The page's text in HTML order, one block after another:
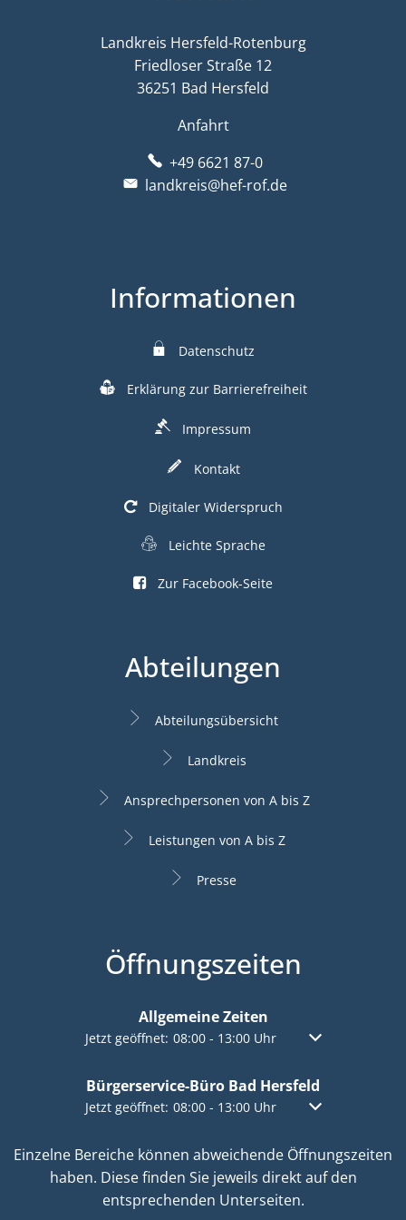
Landkreis Hersfeld-Rotenburg
Friedloser Straße 12
36251 Bad Hersfeld
Anfahrt
+49 6621 87-0
landkreis@hef-rof.de
Informationen
Datenschutz
Erklärung zur Barrierefreiheit
Impressum
Kontakt
Digitaler Widerspruch
Leichte Sprache
Zur Facebook-Seite
Abteilungen
Abteilungsübersicht
Landkreis
Ansprechpersonen von A bis Z
Leistungen von A bis Z
Presse
Öffnungszeiten
Allgemeine Zeiten
Klicken, um weitere Öffnungs- oder Schließzeiten
Jetzt geöffnet: 08:00- 13:00Uhr Von 08:00 bis
Bürgerservice-Büro Bad Hersfeld
Klicken, um weitere Öffnungs- oder Schließzeiten
Jetzt geöffnet: 08:00- 13:00Uhr Von 08:00 bis
Einzelne Bereiche können abweichende Öffnungszeiten
haben. Diese finden Sie jeweils direkt auf den
entsprechenden Unterseiten.